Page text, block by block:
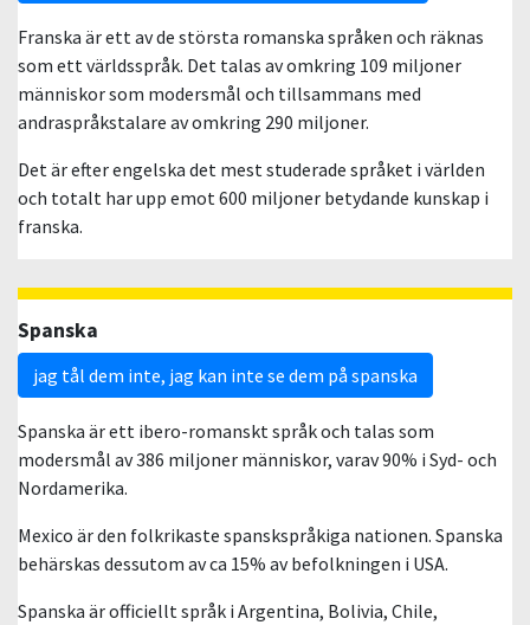
Franska är ett av de största romanska språken och räknas
som ett världsspråk. Det talas av omkring 109 miljoner
människor som modersmål och tillsammans med
andraspråkstalare av omkring 290 miljoner.
Det är efter engelska det mest studerade språket i världen
och totalt har upp emot 600 miljoner betydande kunskap i
franska.
Spanska
jag tål dem inte, jag kan inte se dem på spanska
Spanska är ett ibero-romanskt språk och talas som
modersmål av 386 miljoner människor, varav 90% i Syd- och
Nordamerika.
Mexico är den folkrikaste spanskspråkiga nationen. Spanska
behärskas dessutom av ca 15% av befolkningen i USA.
Spanska är officiellt språk i Argentina, Bolivia, Chile,